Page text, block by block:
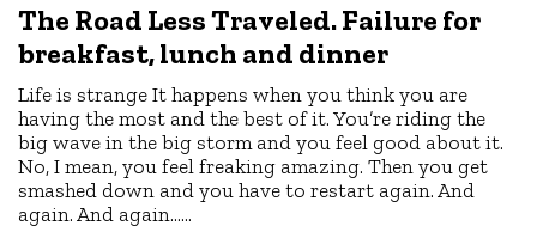
The Road Less Traveled. Failure for
breakfast, lunch and dinner
Life is strange It happens when you think you are
having the most and the best of it. You’re riding the
big wave in the big storm and you feel good about it.
No, I mean, you feel freaking amazing. Then you get
smashed down and you have to restart again. And
again. And again……